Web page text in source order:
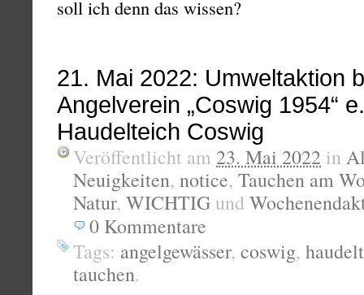
soll ich denn das wissen?
21. Mai 2022: Umweltaktion
Angelverein „Coswig 1954“
Haudelteich Coswig
Veröffentlicht am 23. Mai 2022 in
Neuigkeiten, notice, Tauchen am
Natur, WICHTIG und
0 Kommentare
Tags: angelgewässer, coswig,
tauchen.